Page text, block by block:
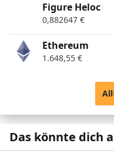
Figure Heloc
0,882647 €
Ethereum
1.648,55 €
Das könnte dich